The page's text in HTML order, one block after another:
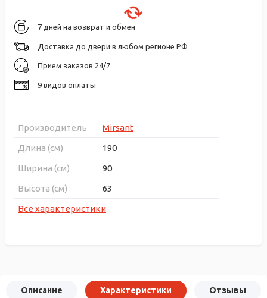
7 дней на возврат и обмен
Доставка до двери в любом регионе РФ
Прием заказов 24/7
9 видов оплаты
Производитель
Mirsant
Длина (см)
190
Ширина (см)
90
Высота (см)
63
Все характеристики
Описание Характеристики Отзывы